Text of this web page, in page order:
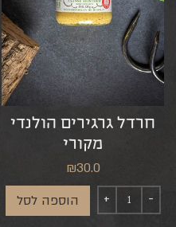
חרדל גרגירים הולנדי
מקורי
₪30.0
הוספה לסל